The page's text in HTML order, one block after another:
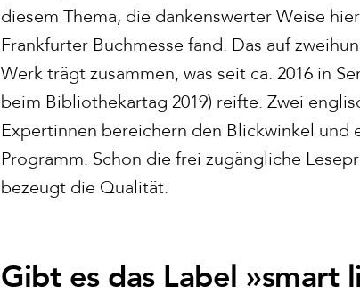
diesem Thema, die dankenswerter Weise
Frankfurter Buchmesse fand. Das auf
Werk trägt zusammen, was seit ca. 2016 in
beim Bibliothekartag 2019) reifte. Zwei
Expertinnen bereichern den Blickwinkel und
Programm. Schon die frei zugängliche
bezeugt die Qualität.
Gibt es das Label »smart